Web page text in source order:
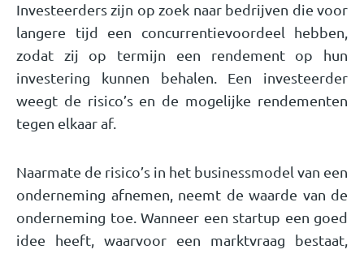
Investeerders zijn op zoek naar bedrijven die voor
langere tijd een concurrentievoordeel hebben,
zodat zij op termijn een rendement op hun
investering kunnen behalen. Een investeerder
weegt de risico’s en de mogelijke rendementen
tegen elkaar af.
Naarmate de risico’s in het businessmodel van een
onderneming afnemen, neemt de waarde van de
onderneming toe. Wanneer een startup een goed
idee heeft, waarvoor een marktvraag bestaat,